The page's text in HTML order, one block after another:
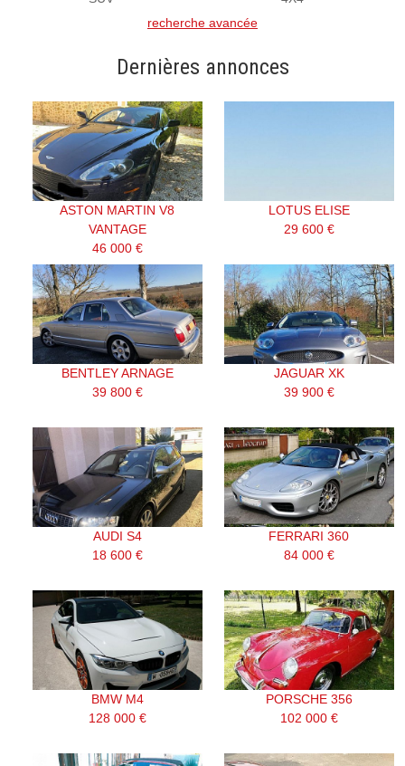
recherche avancée
Dernières annonces
ASTON MARTIN V8
VANTAGE
46 000 €
LOTUS ELISE
29 600 €
BENTLEY ARNAGE
39 800 €
JAGUAR XK
39 900 €
AUDI S4
18 600 €
FERRARI 360
84 000 €
BMW M4
128 000 €
PORSCHE 356
102 000 €